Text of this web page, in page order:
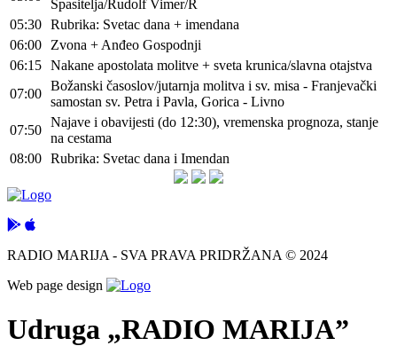
Spasitelja/Rudolf Vimer/R
05:30 Rubrika: Svetac dana + imendana
06:00
Zvona + Anđeo Gospodnji
06:15 Nakane apostolata molitve + sveta krunica/slavna otajstva
07:00
Božanski časoslov/jutarnja molitva i sv. misa - Franjevački
samostan sv. Petra i Pavla, Gorica - Livno
07:50
Najave i obavijesti (do 12:30), vremenska prognoza, stanje
na cestama
08:00 Rubrika: Svetac dana i Imendan
RADIO MARIJA - SVA PRAVA PRIDRŽANA © 2024
Web page design
Udruga „RADIO MARIJA”